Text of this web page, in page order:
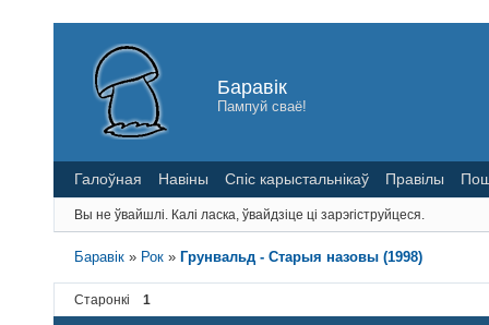
Баравік
Пампуй сваё!
Галоўная Навіны Спіс карыстальнікаў Правілы
Вы не ўвайшлі. Калі ласка, ўвайдзіце ці зарэгіструйцеся.
Баравік » Рок » Грунвальд - Старыя назовы (1998)
Старонкі 1